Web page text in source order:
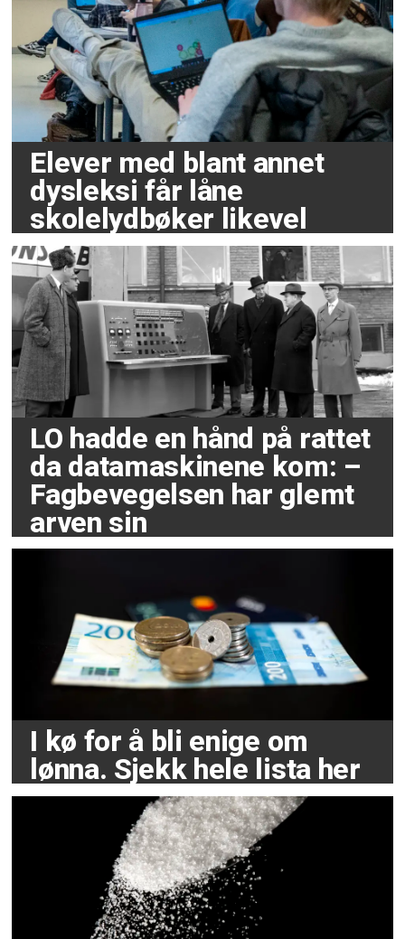
Elever med blant annet
dysleksi får låne
skolelydbøker likevel
LO hadde en hånd på rattet
da datamaskinene kom: –
Fagbevegelsen har glemt
arven sin
I kø for å bli enige om
lønna. Sjekk hele lista her